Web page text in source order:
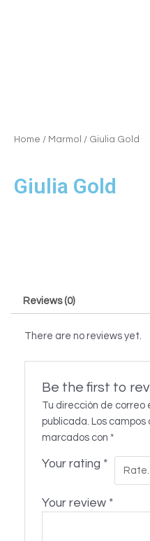
Home / Marmol / Giulia Gold
Giulia Gold
Reviews (0)
There are no reviews yet.
Be the first to
Tu dirección de correo
publicada. Los
marcados con*
Your rating *
Your review *